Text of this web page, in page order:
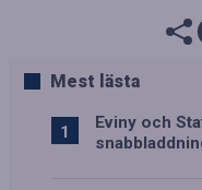
Mest lästa
Eviny och